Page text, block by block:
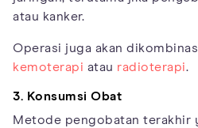
atau kanker.
Operasi juga akan
kemoterapi atau radioterapi.
3. Konsumsi Obat
Metode pengobatan terakhir